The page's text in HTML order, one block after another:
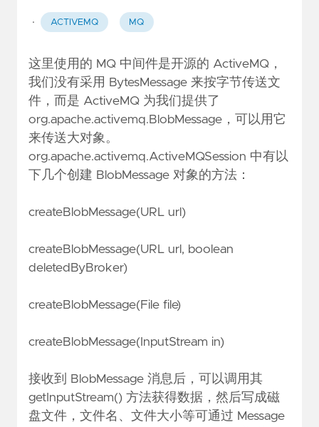
· ACTIVEMQ MQ
这里使用的 MQ 中间件是开源的 ActiveMQ，
我们没有采用 BytesMessage 来按字节传送文
件，而是 ActiveMQ 为我们提供了
org.apache.activemq.BlobMessage ，可以用它
来传送大对象。
org.apache.activemq.ActiveMQSession 中有以
下几个创建 BlobMessage 对象的方法：
createBlobMessage(URL url)
createBlobMessage(URL url, boolean
deletedByBroker)
createBlobMessage(File file)
createBlobMessage(InputStream in)
接收到 BlobMessage 消息后，可以调用其
getInputStream() 方法获得数据，然后写成磁
盘文件，文件名、文件大小等可通过 Message